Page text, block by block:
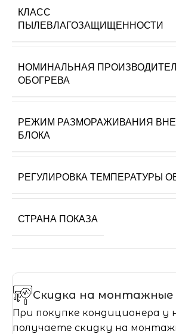
КЛАСС
ПЫЛЕВЛАГОЗАЩИЩЕННОСТИ
НОМИНАЛЬНАЯ
ОБОГРЕВА
РЕЖИМ РАЗМОРАЖИВАНИЯ
БЛОКА
РЕГУЛИРОВКА ТЕМПЕРАТУРЫ
СТРАНА ПОКАЗА
Скидка на монтажные
При покупке кондиционера у
получаете скидку на